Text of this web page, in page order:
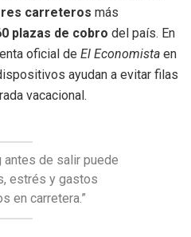
carreteros más
plazas de cobro del país. En
oficial de El Economista en
ayudan a evitar filas
vacacional.
antes de salir puede
estrés y gastos
en carretera.”